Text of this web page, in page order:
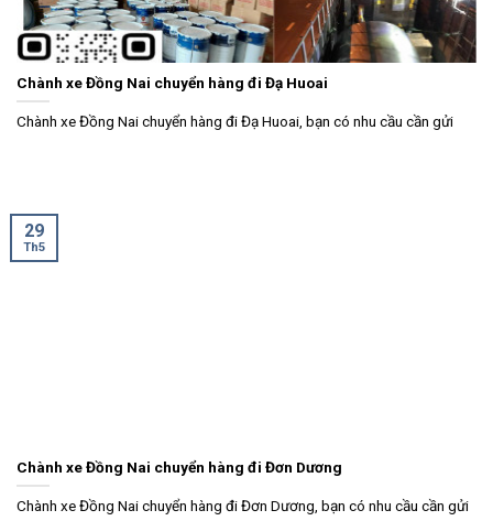
Chành xe Đồng Nai chuyển hàng đi Đạ Huoai
Chành xe Đồng Nai chuyển hàng đi Đạ Huoai, bạn có nhu cầu cần gửi
Chành xe Đồng Nai chuyển hàng đi Đơn Dương
Chành xe Đồng Nai chuyển hàng đi Đơn Dương, bạn có nhu cầu cần gửi
29
Th5